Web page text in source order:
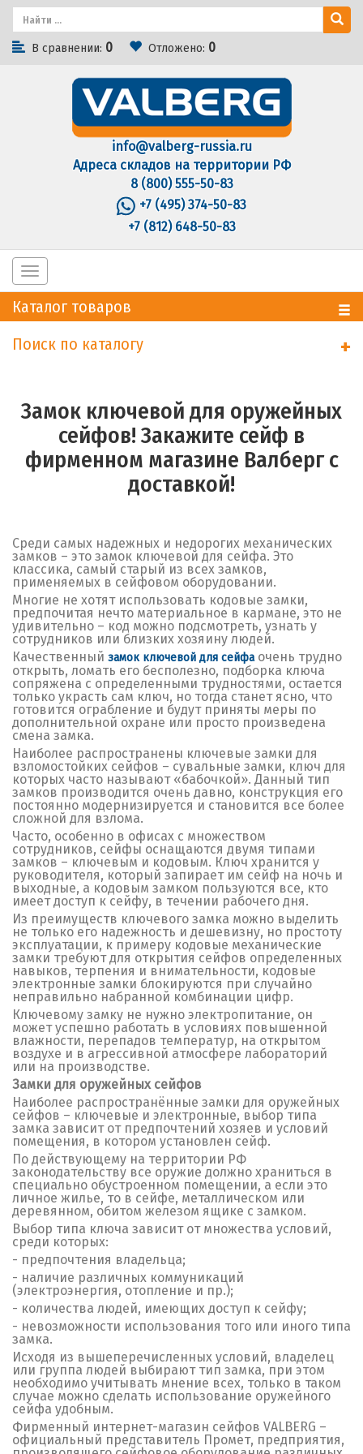
В сравнении: 0 Отложено: 0
info@valberg-russia.ru
Адреса складов на территории РФ
8 (800) 555-50-83
+7 (495) 374-50-83
+7 (812) 648-50-83
Toggle
navigation
Каталог товаров
Поиск по каталогу
+
Замок ключевой для оружейных
сейфов! Закажите сейф в
фирменном магазине Валберг с
доставкой!
Среди самых надежных и недорогих механических
замков – это замок ключевой для сейфа. Это
классика, самый старый из всех замков,
применяемых в сейфовом оборудовании.
Многие не хотят использовать кодовые замки,
предпочитая нечто материальное в кармане, это не
удивительно – код можно подсмотреть, узнать у
сотрудников или близких хозяину людей.
Качественный замок ключевой для сейфаочень трудно
открыть, ломать его бесполезно, подборка ключа
сопряжена с определенными трудностями, остается
только украсть сам ключ, но тогда станет ясно, что
готовится ограбление и будут приняты меры по
дополнительной охране или просто произведена
смена замка.
Наиболее распространены ключевые замки для
взломостойких сейфов – сувальные замки, ключ для
которых часто называют «бабочкой». Данный тип
замков производится очень давно, конструкция его
постоянно модернизируется и становится все более
сложной для взлома.
Часто, особенно в офисах с множеством
сотрудников, сейфы оснащаются двумя типами
замков – ключевым и кодовым. Ключ хранится у
руководителя, который запирает им сейф на ночь и
выходные, а кодовым замком пользуются все, кто
имеет доступ к сейфу, в течении рабочего дня.
Из преимуществ ключевого замка можно выделить
не только его надежность и дешевизну, но простоту
эксплуатации, к примеру кодовые механические
замки требуют для открытия сейфов определенных
навыков, терпения и внимательности, кодовые
электронные замки блокируются при случайно
неправильно набранной комбинации цифр.
Ключевому замку не нужно электропитание, он
может успешно работать в условиях повышенной
влажности, перепадов температур, на открытом
воздухе и в агрессивной атмосфере лабораторий
или на производстве.
Замки для оружейных сейфов
Наиболее распространённые замки для оружейных
сейфов – ключевые и электронные, выбор типа
замка зависит от предпочтений хозяев и условий
помещения, в котором установлен сейф.
По действующему на территории РФ
законодательству все оружие должно храниться в
специально обустроенном помещении, а если это
личное жилье, то в сейфе, металлическом или
деревянном, обитом железом ящике с замком.
Выбор типа ключа зависит от множества условий,
среди которых:
- предпочтения владельца;
- наличие различных коммуникаций
(электроэнергия, отопление и пр.);
- количества людей, имеющих доступ к сейфу;
- невозможности использования того или иного типа
замка.
Исходя из вышеперечисленных условий, владелец
или группа людей выбирают тип замка, при этом
необходимо учитывать мнение всех, только в таком
случае можно сделать использование оружейного
сейфа удобным.
Фирменный интернет-магазин сейфов VALBERG –
официальный представитель Промет, предприятия,